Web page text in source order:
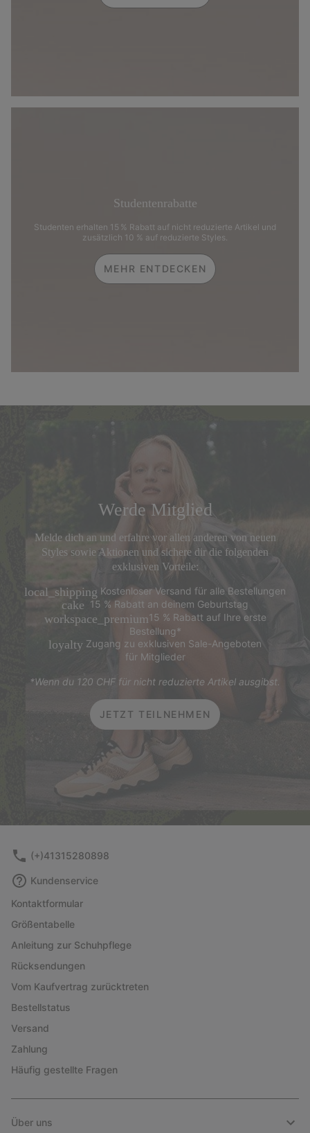
Studentenrabatte
Studenten erhalten 15 % Rabatt auf nicht reduzierte Artikel und
zusätzlich 10 % auf reduzierte Styles.
MEHR ENTDECKEN
Werde Mitglied
Melde dich an und erfahre vor allen anderen von neuen
Styles sowie Aktionen und sichere dir die folgenden
exklusiven Vorteile:
local_shipping Kostenloser Versand für alle Bestellungen
cake 15 % Rabatt an deinem Geburtstag
workspace_premium15 % Rabatt auf Ihre erste
Bestellung*
loyalty Zugang zu exklusiven Sale-Angeboten
für Mitglieder
*Wenn du 120 CHF für nicht reduzierte Artikel ausgibst.
JETZT TEILNEHMEN
(+)41315280898
Kundenservice
Kontaktformular
Größentabelle
Anleitung zur Schuhpflege
Rücksendungen
Vom Kaufvertrag zurücktreten
Bestellstatus
Versand
Zahlung
Häufig gestellte Fragen
Über uns